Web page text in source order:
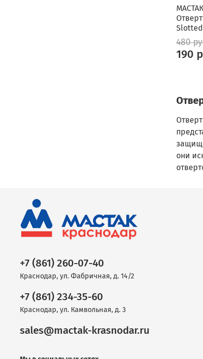
Slotted
480
190
они
+7 (861) 260-07-40
Краснодар, ул. Фабричная, д. 14/2
+7 (861) 234-35-60
Краснодар, ул. Камвольная, д. 3
sales@mactak-krasnodar.ru